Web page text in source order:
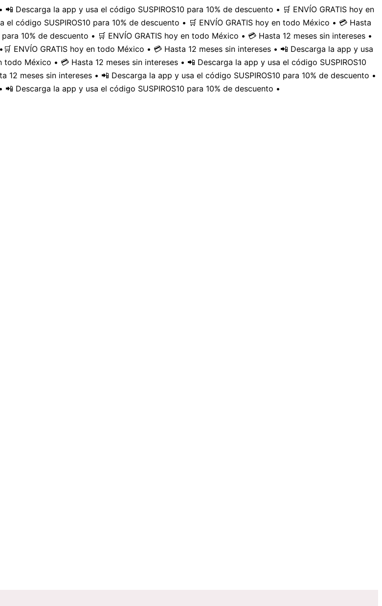
Descarga la app y usa el código SUSPIROS10 para 10% de descuento • 🛒 ENVÍO GRATIS hoy en
código SUSPIROS10 para 10% de descuento • 🛒 ENVÍO GRATIS hoy en todo México • 💳 Hasta
10% de descuento • 🛒 ENVÍO GRATIS hoy en todo México • 💳 Hasta 12 meses sin intereses •
🛒 ENVÍO GRATIS hoy en todo México • 💳 Hasta 12 meses sin intereses • 📲 Descarga la app y usa
México • 💳 Hasta 12 meses sin intereses • 📲 Descarga la app y usa el código SUSPIROS10
meses sin intereses • 📲 Descarga la app y usa el código SUSPIROS10 para 10% de descuento •
Descarga la app y usa el código SUSPIROS10 para 10% de descuento •